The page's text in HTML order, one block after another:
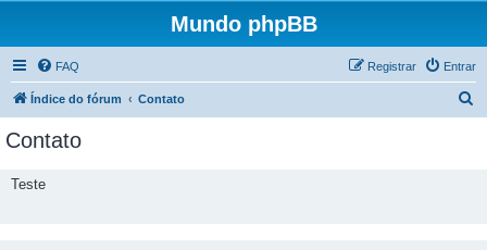
Mundo phpBB
FAQ Entrar
Registrar
Índice do fórum Contato
Contato
Teste